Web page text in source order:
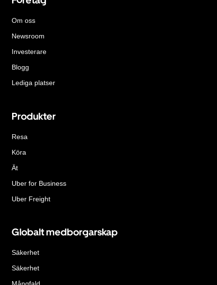
Om oss
Newsroom
Investerare
Blogg
Lediga platser
Produkter
Resa
Köra
Ät
Uber for Business
Uber Freight
Globalt medborgarskap
Säkerhet
Säkerhet